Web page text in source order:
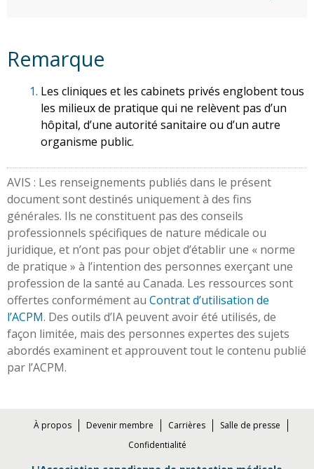
Remarque
1. Les cliniques et les cabinets privés englobent tous
les milieux de pratique qui ne relèvent pas d’un
hôpital, d’une autorité sanitaire ou d’un autre
organisme public.
AVIS : Les renseignements publiés dans le présent
document sont destinés uniquement à des fins
générales. Ils ne constituent pas des conseils
professionnels spécifiques de nature médicale ou
juridique, et n’ont pas pour objet d’établir une « norme
de pratique » à l’intention des personnes exerçant une
profession de la santé au Canada. Les ressources sont
offertes conformément au Contrat d’utilisation de
l’ACPM. Des outils d’IA peuvent avoir été utilisés, de
façon limitée, mais des personnes expertes des sujets
abordés examinent et approuvent tout le contenu publié
par l’ACPM.
À propos Devenir membre Carrières
Salle de presse
Confidentialité